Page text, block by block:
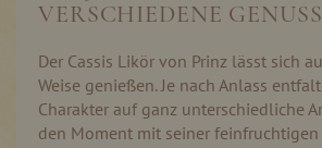
VERSCHIEDENE
Der Cassis Likör von Prinz lässt sich
Weise genießen. Je nach Anlass
Charakter auf ganz unterschiedliche
den Moment mit seiner feinfruchtigen